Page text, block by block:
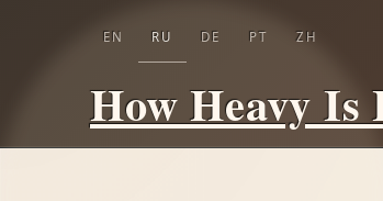
How Heavy Is
EN RU DE PT ZH